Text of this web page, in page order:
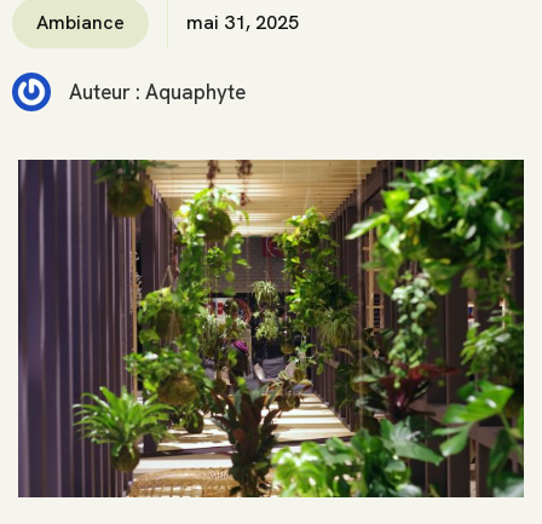
Ambiance mai 31, 2025
Auteur : Aquaphyte